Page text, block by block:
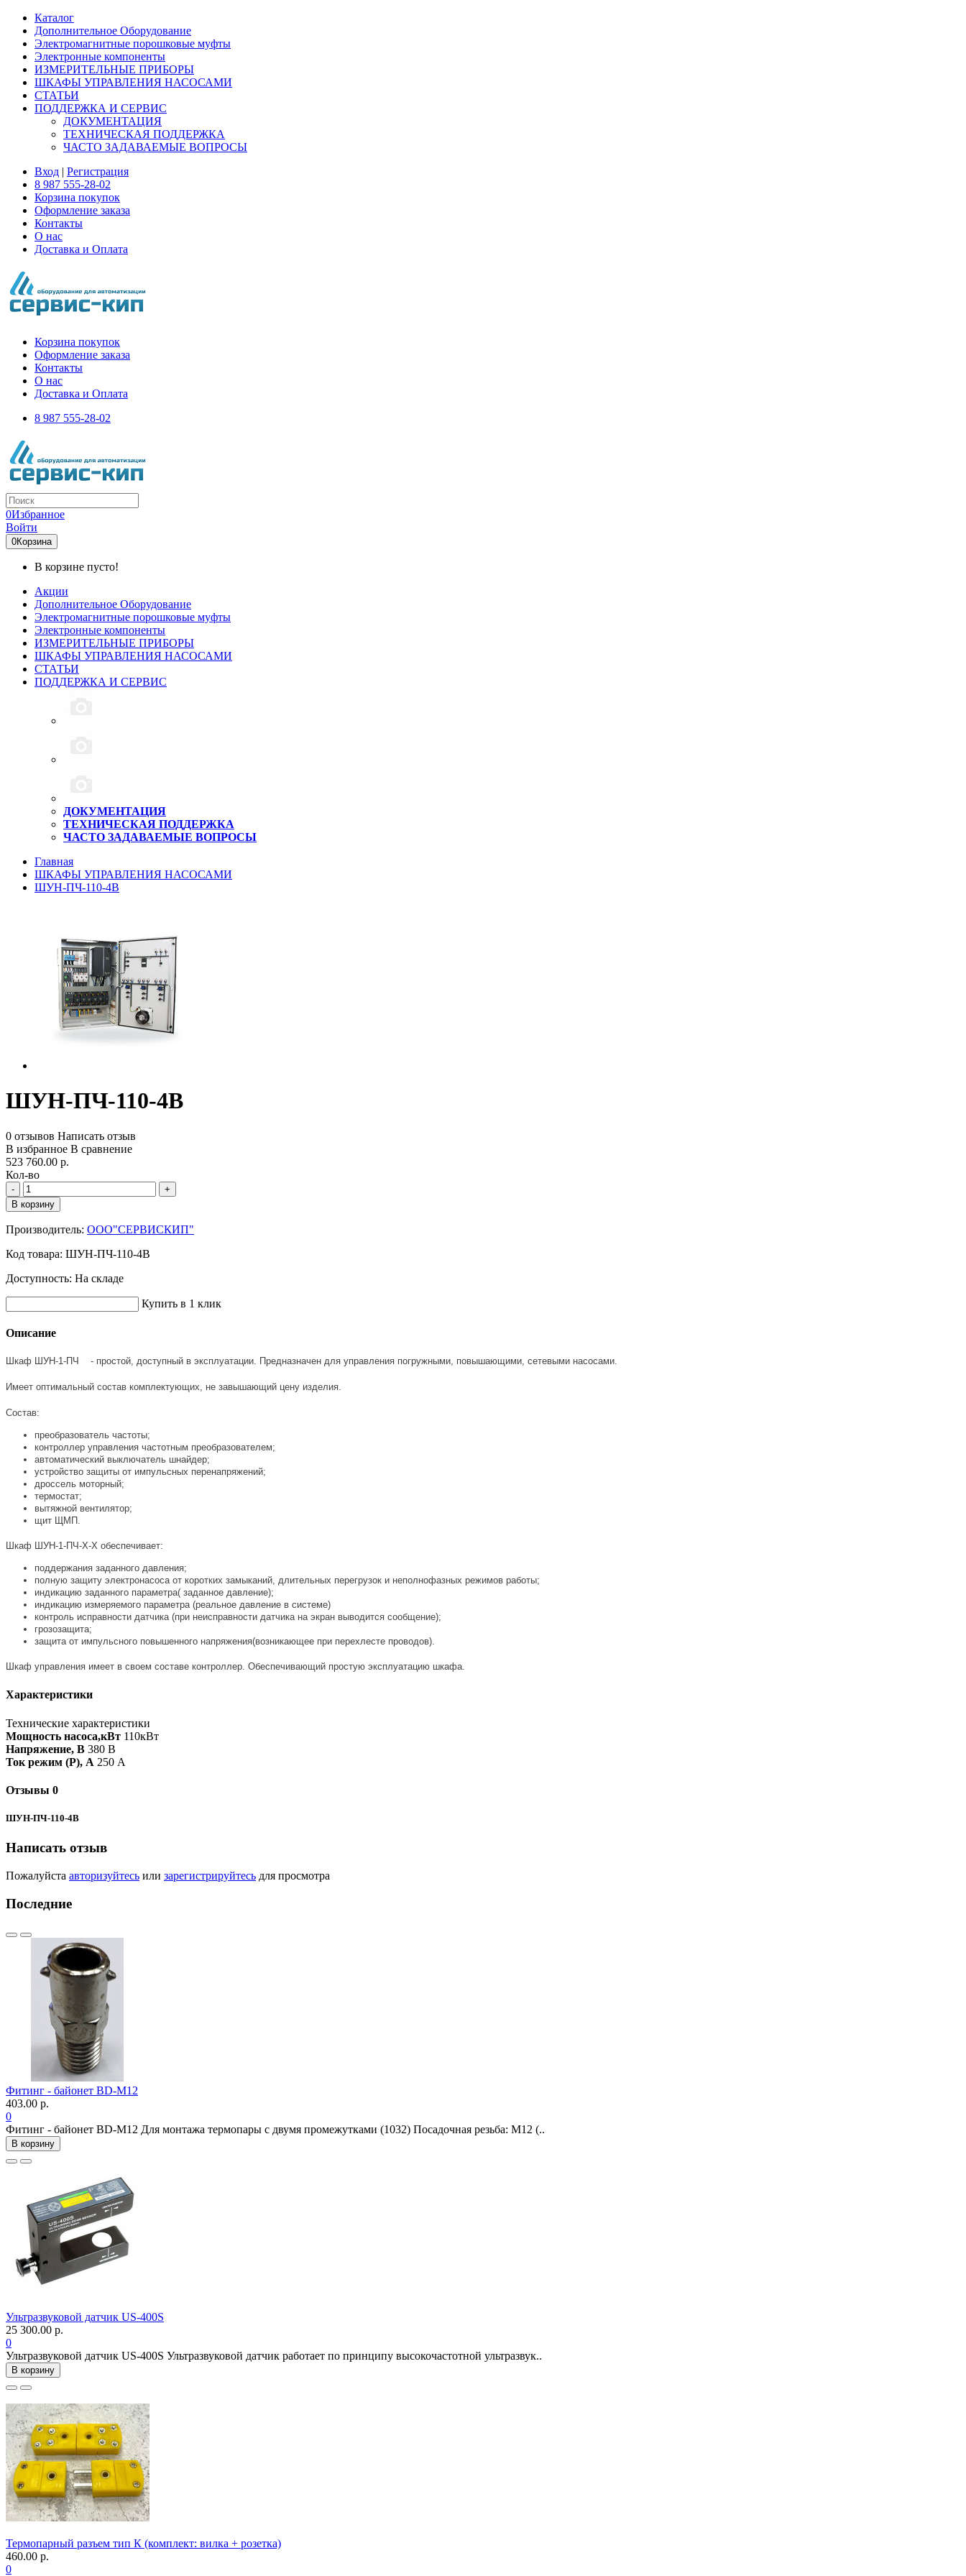
Каталог
Дополнительное Оборудование
Электромагнитные порошковые муфты
Электронные компоненты
ИЗМЕРИТЕЛЬНЫЕ ПРИБОРЫ
ШКАФЫ УПРАВЛЕНИЯ НАСОСАМИ
СТАТЬИ
ПОДДЕРЖКА И СЕРВИС
ДОКУМЕНТАЦИЯ
ТЕХНИЧЕСКАЯ ПОДДЕРЖКА
ЧАСТО ЗАДАВАЕМЫЕ ВОПРОСЫ
Вход | Регистрация
8 987 555-28-02
Корзина покупок
Оформление заказа
Контакты
О нас
Доставка и Оплата
Корзина покупок
Оформление заказа
Контакты
О нас
Доставка и Оплата
8 987 555-28-02
0Избранное
Войти
0Корзина
В корзине пусто!
Акции
Дополнительное Оборудование
Электромагнитные порошковые муфты
Электронные компоненты
ИЗМЕРИТЕЛЬНЫЕ ПРИБОРЫ
ШКАФЫ УПРАВЛЕНИЯ НАСОСАМИ
СТАТЬИ
ПОДДЕРЖКА И СЕРВИС
ДОКУМЕНТАЦИЯ
ТЕХНИЧЕСКАЯ ПОДДЕРЖКА
ЧАСТО ЗАДАВАЕМЫЕ ВОПРОСЫ
Главная
ШКАФЫ УПРАВЛЕНИЯ НАСОСАМИ
ШУН-ПЧ-110-4B
ШУН-ПЧ-110-4B
0 отзывов Написать отзыв
В избранное В сравнение
523 760.00 р.
Кол-во
-
+
В корзину
Производитель: ООО"СЕРВИСКИП"
Код товара: ШУН-ПЧ-110-4B
Доступность: На складе
Купить в 1 клик
Описание
Шкаф ШУН-1-ПЧ - простой, доступный в эксплуатации. Предназначен для управления погружными, повышающими, сетевыми насосами.
Имеет оптимальный состав комплектующих, не завышающий цену изделия.
Состав:
преобразователь частоты;
контроллер управления частотным преобразователем;
автоматический выключатель шнайдер;
устройство защиты от импульсных перенапряжений;
дроссель моторный;
термостат;
вытяжной вентилятор;
щит ЩМП.
Шкаф ШУН-1-ПЧ-Х-Х обеспечивает:
поддержания заданного давления;
полную защиту электронасоса от коротких замыканий, длительных перегрузок и неполнофазных режимов работы;
индикацию заданного параметра( заданное давление);
индикацию измеряемого параметра (реальное давление в системе)
контроль исправности датчика (при неисправности датчика на экран выводится сообщение);
грозозащита;
защита от импульсного повышенного напряжения(возникающее при перехлесте проводов).
Шкаф управления имеет в своем составе контроллер. Обеспечивающий простую эксплуатацию шкафа.
Характеристики
Технические характеристики
Мощность насоса,кВт 110кВт
Напряжение, В 380 В
Ток режим (P), A 250 А
Отзывы 0
ШУН-ПЧ-110-4B
Написать отзыв
Пожалуйста авторизуйтесь или зарегистрируйтесь для просмотра
Последние
Фитинг - байонет ВD-М12
403.00 р.
0
Фитинг - байонет ВD-М12 Для монтажа термопары с двумя промежутками (1032) Посадочная резьба: М12 (..
В корзину
Ультразвуковой датчик US-400S
25 300.00 р.
0
Ультразвуковой датчик US-400S Ультразвуковой датчик работает по принципу высокочастотной ультразвук..
В корзину
Термопарный разъем тип К (комплект: вилка + розетка)
460.00 р.
0